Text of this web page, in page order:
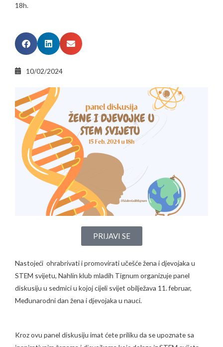
18h.
10/02/2024
PRIJAVI SE
Nastojeći ohrabrivati i promovirati učešće žena i djevojaka u
STEM svijetu, Nahlin klub mladih Tignum organizuje panel
diskusiju u sedmici u kojoj cijeli svijet obilježava 11. februar,
Međunarodni dan žena i djevojaka u nauci.
Kroz ovu panel diskusiju imat ćete priliku da se upoznate sa